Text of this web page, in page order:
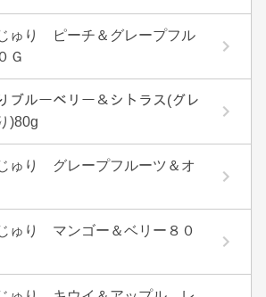
ゅり ピーチ＆グレープフル
Ｇ
ブルーベリー＆シトラス(グレ
)80g
ゅり グレープフルーツ＆オ
ゅり マンゴー＆ベリー８０